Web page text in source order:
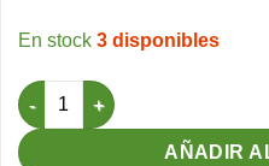
3 disponibles
Pullmothil 24ml (Tratamiento
AÑADIR